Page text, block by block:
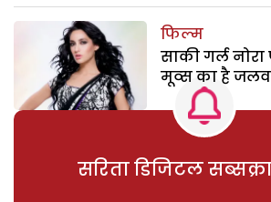
फिल्म
साकी गर्ल
मूव्स का है
सरिता डिजिटल